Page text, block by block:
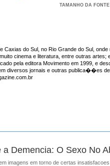
TAMANHO DA FONTE
Caxias do Sul, no Rio Grande do Sul, onde
cinema e literatura, entre outras artes;
pela editora Movimento em 1999, e
diversos jornais e outras publica��es
a Demencia: O Sexo No
imagens em torno de certas